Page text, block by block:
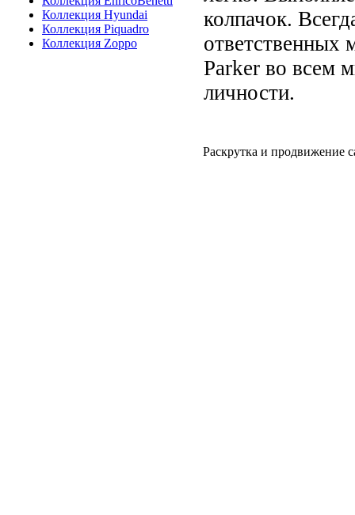
Коллекция Hyundai
Коллекция Piquadro
Коллекция Zoppo
колпачок.
ответственных
Parker во всем
личности.
Раскрутка и продвижение